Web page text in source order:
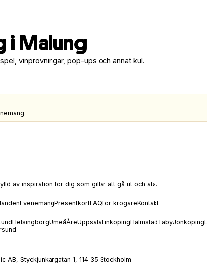
i Malung
vinprovningar, pop-ups och annat kul.
av inspiration för dig som gillar att gå ut och äta.
EvenemangPresentkortFAQFör krögareKontakt
HelsingborgUmeåÅreUppsalaLinköpingHalmstadTäbyJönköping
AB, Styckjunkargatan 1, 114 35 Stockholm